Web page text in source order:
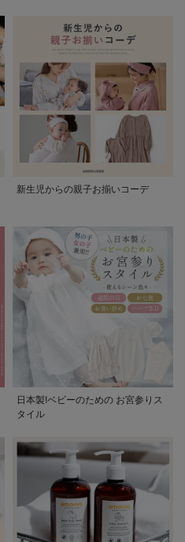
新生児からの親子お揃いコーデ
日本製!ベビーのための お宮参りス
タイル